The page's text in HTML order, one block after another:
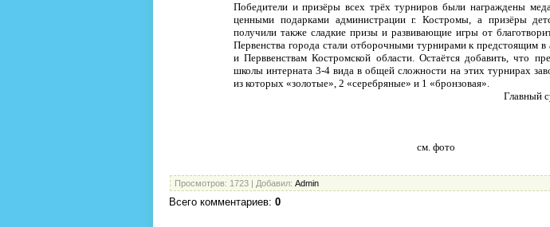
Победители и призёры всех трёх турниров были награждены
ценными подарками администрации г. Костромы, а призёры
получили также сладкие призы и развивающие игры от
Первенства города стали отборочными турнирами к предстоящим в
и Перввенствам Костромской области. Остаётся добавить, что
школы интерната 3-4 вида в общей сложности на этих турнирах
из которых «золотые», 2 «серебряные» и 1 «бронзовая».
Главный
см. фото
Просмотров: 1723 | Добавил: Admin
Всего комментариев: 0